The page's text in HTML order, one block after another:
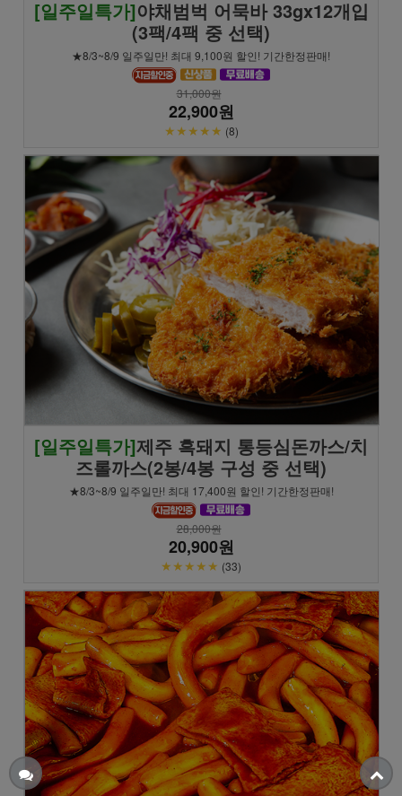
[일주일특가]야채범벅 어묵바 33gx12개입
(3팩/4팩 중 선택)
★8/3~8/9 일주일만! 최대 9,100원 할인! 기간한정판매!
31,000원
22,900원
★★★★★ (8)
[일주일특가]제주 흑돼지 통등심돈까스/치
즈롤까스(2봉/4봉 구성 중 선택)
★8/3~8/9 일주일만! 최대 17,400원 할인! 기간한정판매!
28,000원
20,900원
★★★★★ (33)